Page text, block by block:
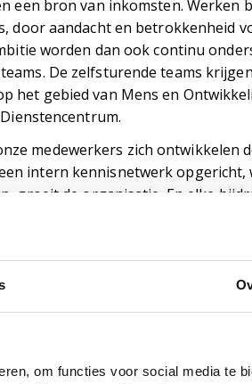
om functies voor social media te
een bron van inkomsten. Werken
door aandacht en betrokkenheid
worden dan ook continu
De zelfsturende teams
het gebied van Mens en
medewerkers zich ontwikkelen
intern kennisnetwerk opgericht,
groeit de organisatie. En elke
Willem I College een eigen